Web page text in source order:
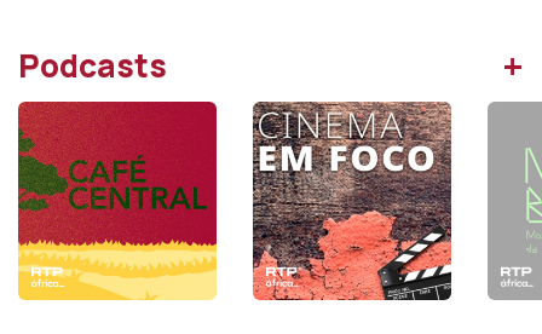
Podcasts +